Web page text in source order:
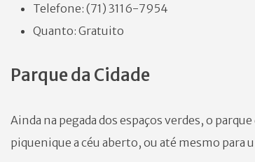
Telefone: (71) 3116-7954
Quanto: Gratuito
Parque da Cidade
Ainda na pegada dos espaços verdes, o
piquenique a céu aberto, ou até mesmo para